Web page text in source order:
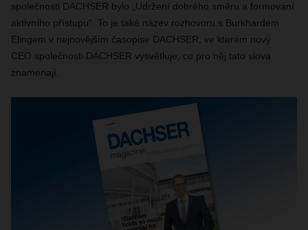
společnosti DACHSER bylo „Udržení dobrého směru a formování
aktivního přístupu“. To je také název rozhovoru s Burkhardem
Elingem v nejnovějším časopise DACHSER, ve kterém nový
CEO společnosti DACHSER vysvětluje, co pro něj tato slova
znamenají.